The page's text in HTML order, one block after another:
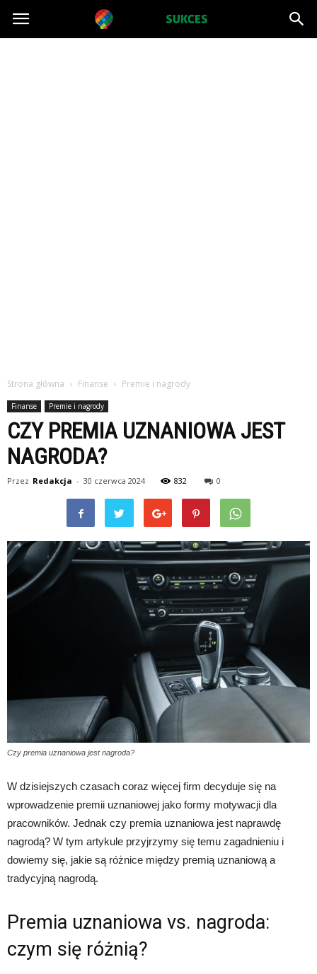
Projektsukces.pl
Strona główna Finanse Premie i nagrody
Finanse Premie i nagrody
CZY PREMIA UZNANIOWA JEST
NAGRODA?
Przez Redakcja - 30 czerwca 2024 832 0
Czy premia uznaniowa jest nagroda?
W dzisiejszych czasach coraz więcej firm decyduje się na
wprowadzenie premii uznaniowej jako formy motywacji dla
pracowników. Jednak czy premia uznaniowa jest naprawdę
nagrodą? W tym artykule przyjrzymy się temu zagadnieniu i
dowiemy się, jakie są różnice między premią uznaniową a
tradycyjną nagrodą.
Premia uznaniowa vs. nagroda:
czym się różnią?